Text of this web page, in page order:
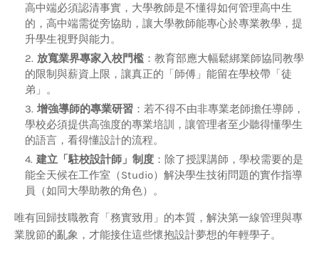
高中端必須認清事實，大學教師是不懂得如何管理高中生
的，高中端需從旁協助，讓大學教師能專心於專業教學，提
升學生視野與能力。
放寬業界專家入校門檻 ：教育部應大幅鬆綁業師協同教學
的限制與薪資上限，讓真正的「師傅」能留在學校帶「徒
弟」。
增強導師的專業研習 ：若不得不由非專業老師擔任導師，
學校必須提供高強度的專業培訓，讓管理者至少聽得懂學生
的語言，看得懂設計的流程。
建立「駐校設計師」制度 ：除了授課講師，學校需要的是
能全天候在工作室（Studio）解決學生技術問題的實作指導
員（如同大學助教的角色）。
唯有回歸技職教育「務實致用」的本質，解決第一線管理與專
業脫節的亂象，才能接住這些懷抱設計夢想的年輕學子。